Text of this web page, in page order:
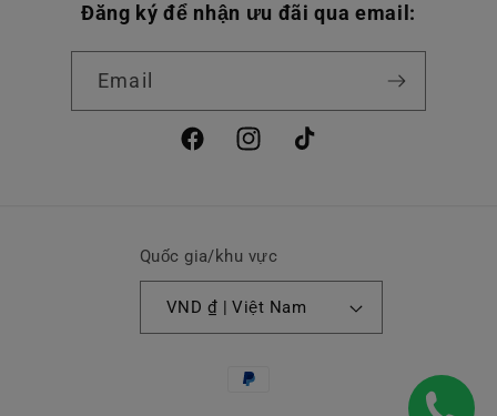
Đăng ký để nhận ưu đãi qua email:
Email
FacebookInstagramTikTok
Quốc gia/khu vực
VND ₫ | Việt Nam
Phương